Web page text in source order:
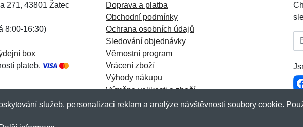
271, 43801 Žatec
8:00-16:30)
box
plateb.
Doprava a platba
Obchodní podmínky
Ochrana osobních údajů
Sledování objednávky
Věrnostní program
Vrácení zboží
Výhody nákupu
Výměna velikosti a zboží
Více informací...
služeb, personalizaci reklam a analýze návštěvnosti soubory cookie.